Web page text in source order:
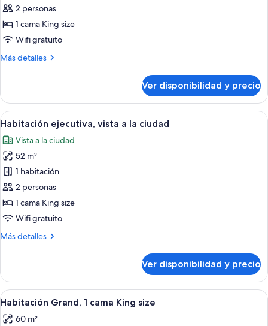
de
Habitación
ejecutiva
2 personas
1 cama King size
Wifi gratuito
Más detalles
Más
ejecutiva
Ver disponibilidad y precio
Ver
todas
las
fotos
de
Habitación
ejecutiva,
vista
la
Habitación de hotel con una cama
8
Habitación ejecutiva, vista a la ciudad
Vista a la ciudad
52 m²
1 habitación
2 personas
1 cama King size
Wifi gratuito
Más detalles
Más
ejecutiva,
vista
a
ciudad
Ver disponibilidad y precio
Ver
todas
Una habitación de hotel moderna
5
Habitación Grand, 1 cama King size
60 m²